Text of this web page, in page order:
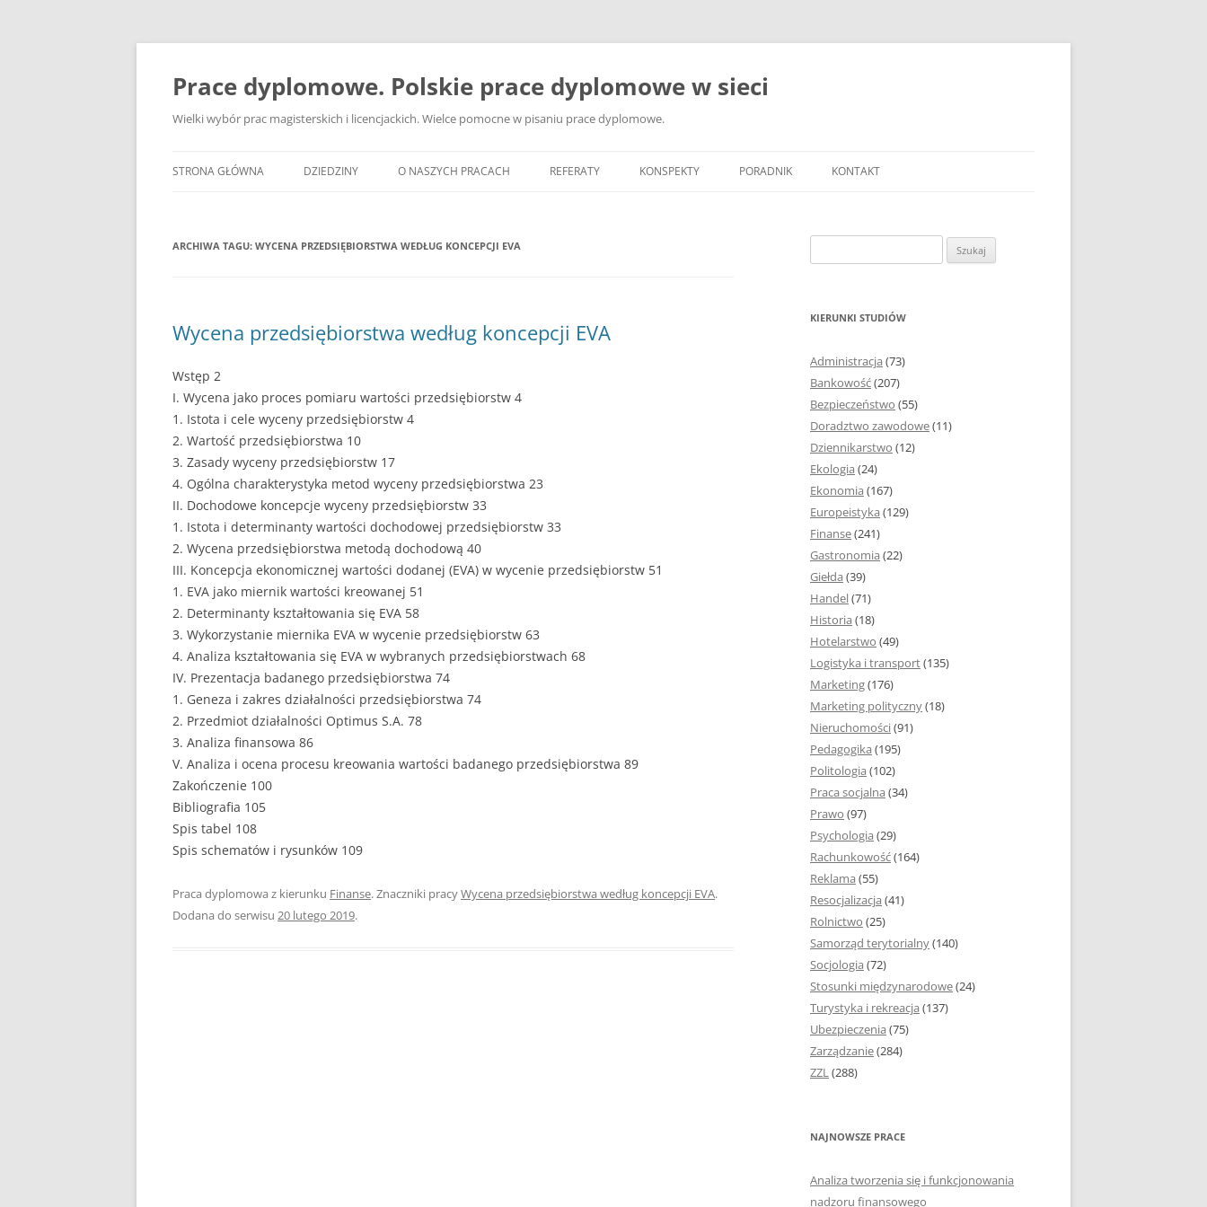
Przejdź
Prace dyplomowe. Polskie prace dyplomowe w sieci
Wielki wybór prac magisterskich i licencjackich. Wielce pomocne w pisaniu prace dyplomowe.
STRONA GŁÓWNA DZIEDZINY
BANKOWOŚĆ
EKONOMIA
EUROPEISTYKA
FINANSE
GASTRONOMIA
HANDEL
HISTORIA
HOTELARSTWO
LOGISTYKA I TRANSPORT
MARKETING
MARKETING POLITYCZNY
PRAWO
O NASZYCH PRACACH REFERATY KONSPEKTY PORADNIK
JAK ZBIERAĆ I OPRACOWYWAĆ
BIBLIOGRAFICZNYCH
ZAWARTOŚĆ I ROZMIAR PRACY
DYPLOMOWEJ
ESTETYKA PRACY DYPLOMOWEJ –
WYRÓŻNIENIA, NUMEROWANIE
CZCIONKA, MARGINESY I
WIELKOŚĆ STRON
STRUKTURA AKAPITU W PRACY
DYPLOMOWEJ
STYL PRACY DYPLOMOWEJ
SPIS TREŚCI W PRACY
DYPLOMOWEJ
WSTĘP PRACY DYPLOMOWEJ
ROZDZIAŁY I PODROZDZIAŁY
ZAKOŃCZENIE PRACY
DYPLOMOWEJ
BIBLIOGRAFIA
SPIS RYSUNKÓW, TABEL I
ZAŁĄCZNIKÓW
TABELE, RYSUNKI ORAZ WYKRESY
KSIĄŻKI, KTÓRE POMOGĄ CI
KONTAKT
ARCHIWA TAGU: WYCENA PRZEDSIĘBIORSTWA WEDŁUG KONCEPCJI EVA
Wycena przedsiębiorstwa według koncepcji EVA
Wstęp 2
I. Wycena jako proces pomiaru wartości przedsiębiorstw 4
1. Istota i cele wyceny przedsiębiorstw 4
2. Wartość przedsiębiorstwa 10
3. Zasady wyceny przedsiębiorstw 17
4. Ogólna charakterystyka metod wyceny przedsiębiorstwa 23
II. Dochodowe koncepcje wyceny przedsiębiorstw 33
1. Istota i determinanty wartości dochodowej przedsiębiorstw 33
2. Wycena przedsiębiorstwa metodą dochodową 40
III. Koncepcja ekonomicznej wartości dodanej (EVA) w wycenie przedsiębiorstw 51
1. EVA jako miernik wartości kreowanej 51
2. Determinanty kształtowania się EVA 58
3. Wykorzystanie miernika EVA w wycenie przedsiębiorstw 63
4. Analiza kształtowania się EVA w wybranych przedsiębiorstwach 68
IV. Prezentacja badanego przedsiębiorstwa 74
1. Geneza i zakres działalności przedsiębiorstwa 74
2. Przedmiot działalności Optimus S.A. 78
3. Analiza finansowa 86
V. Analiza i ocena procesu kreowania wartości badanego przedsiębiorstwa 89
Zakończenie 100
Bibliografia 105
Spis tabel 108
Spis schematów i rysunków 109
Praca dyplomowa z kierunku Finanse. Znaczniki pracyWycena przedsiębiorstwa według koncepcji EVA.
Dodana do serwisu 20 lutego 2019.
KIERUNKI STUDIÓW
Administracja (73)
Bankowość(207)
Bezpieczeństwo (55)
Doradztwo zawodowe(11)
Dziennikarstwo (12)
Ekologia (24)
Ekonomia (167)
Europeistyka (129)
Finanse(241)
Gastronomia (22)
Giełda (39)
Handel(71)
Historia (18)
Hotelarstwo (49)
Logistyka i transport(135)
Marketing(176)
Marketing polityczny(18)
Nieruchomości(91)
Pedagogika (195)
Politologia (102)
Praca socjalna (34)
Prawo (97)
Psychologia (29)
Rachunkowość(164)
Reklama (55)
Resocjalizacja (41)
Rolnictwo (25)
Samorząd terytorialny(140)
Socjologia (72)
Stosunki międzynarodowe(24)
Turystyka i rekreacja (137)
Ubezpieczenia (75)
Zarządzanie(284)
ZZL(288)
NAJNOWSZE PRACE
Analiza tworzenia się i funkcjonowania
nadzoru finansowego